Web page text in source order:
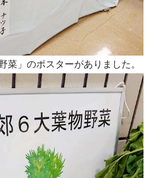
菜」のポスターがありました。